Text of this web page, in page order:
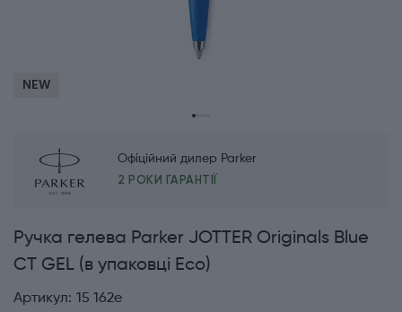
NEW
Офіційний дилер Parker
2 РОКИ ГАРАНТІЇ
Ручка гелева Parker JOTTER Originals Blue
CT GEL (в упаковці Eco)
Артикул: 15 162e